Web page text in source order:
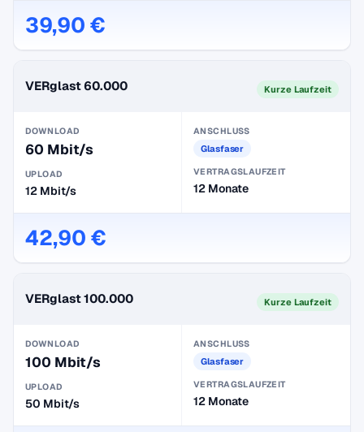
39,90 €
VERglast 60.000 Kurze Laufzeit
DOWNLOAD
60 Mbit/s
UPLOAD
12 Mbit/s
ANSCHLUSS
Glasfaser
VERTRAGSLAUFZEIT
12 Monate
42,90 €
VERglast 100.000 Kurze Laufzeit
DOWNLOAD
100 Mbit/s
UPLOAD
50 Mbit/s
ANSCHLUSS
Glasfaser
VERTRAGSLAUFZEIT
12 Monate